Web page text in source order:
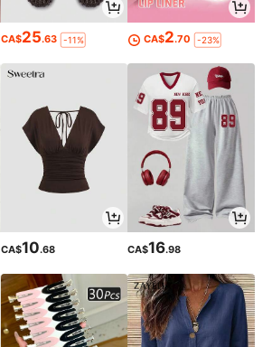
CA$25.63 -11% CA$2.70 -23%
CA$10.68 CA$16.98